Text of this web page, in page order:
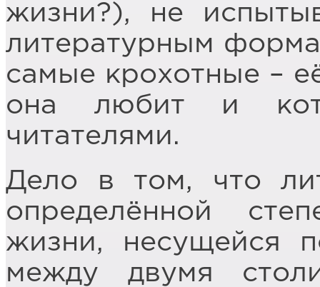
жизни?), не
литературным
самые крохотные –
она любит и
читателями.
Дело в том, что
определённой
жизни, несущейся
между двумя